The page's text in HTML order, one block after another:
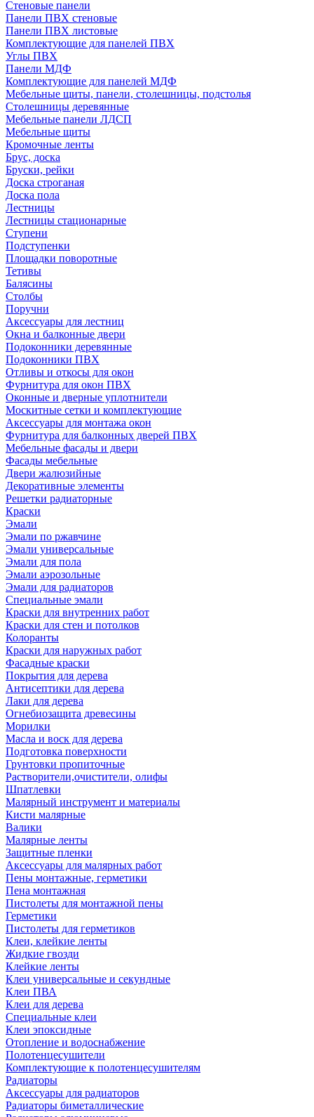
Стеновые панели
Панели ПВХ стеновые
Панели ПВХ листовые
Комплектующие для панелей ПВХ
Углы ПВХ
Панели МДФ
Комплектующие для панелей МДФ
Мебельные щиты, панели, столешницы, подстолья
Столешницы деревянные
Мебельные панели ЛДСП
Мебельные щиты
Кромочные ленты
Брус, доска
Бруски, рейки
Доска строганая
Доска пола
Лестницы
Лестницы стационарные
Ступени
Подступенки
Площадки поворотные
Тетивы
Балясины
Столбы
Поручни
Аксессуары для лестниц
Окна и балконные двери
Подоконники деревянные
Подоконники ПВХ
Отливы и откосы для окон
Фурнитура для окон ПВХ
Оконные и дверные уплотнители
Москитные сетки и комплектующие
Аксессуары для монтажа окон
Фурнитура для балконных дверей ПВХ
Мебельные фасады и двери
Фасады мебельные
Двери жалюзийные
Декоративные элементы
Решетки радиаторные
Краски
Эмали
Эмали по ржавчине
Эмали универсальные
Эмали для пола
Эмали аэрозольные
Эмали для радиаторов
Специальные эмали
Краски для внутренних работ
Краски для стен и потолков
Колоранты
Краски для наружных работ
Фасадные краски
Покрытия для дерева
Антисептики для дерева
Лаки для дерева
Огнебиозащита древесины
Морилки
Масла и воск для дерева
Подготовка поверхности
Грунтовки пропиточные
Растворители,очистители, олифы
Шпатлевки
Малярный инструмент и материалы
Кисти малярные
Валики
Малярные ленты
Защитные пленки
Аксессуары для малярных работ
Пены монтажные, герметики
Пена монтажная
Пистолеты для монтажной пены
Герметики
Пистолеты для герметиков
Клеи, клейкие ленты
Жидкие гвозди
Клейкие ленты
Клеи универсальные и секундные
Клеи ПВА
Клеи для дерева
Специальные клеи
Клеи эпоксидные
Отопление и водоснабжение
Полотенцесушители
Комплектующие к полотенцесушителям
Радиаторы
Аксессуары для радиаторов
Радиаторы биметаллические